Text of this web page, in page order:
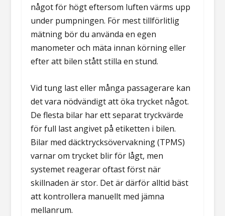
något för högt eftersom luften värms upp
under pumpningen. För mest tillförlitlig
mätning bör du använda en egen
manometer och mäta innan körning eller
efter att bilen stått stilla en stund.
Vid tung last eller många passagerare kan
det vara nödvändigt att öka trycket något.
De flesta bilar har ett separat tryckvärde
för full last angivet på etiketten i bilen.
Bilar med däcktrycksövervakning (TPMS)
varnar om trycket blir för lågt, men
systemet reagerar oftast först när
skillnaden är stor. Det är därför alltid bäst
att kontrollera manuellt med jämna
mellanrum.